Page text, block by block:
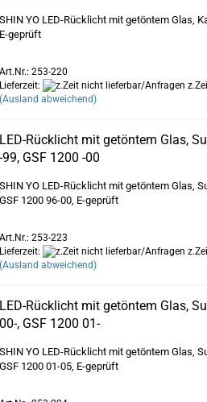
SHIN YO LED-Rücklicht mit getöntem Glas,
E-geprüft
Art.Nr.: 253-220
Lieferzeit:
(Ausland abweichend)
LED-Rücklicht mit getöntem Glas,
-99, GSF 1200 -00
SHIN YO LED-Rücklicht mit getöntem Glas,
GSF 1200 96-00, E-geprüft
Art.Nr.: 253-223
Lieferzeit:
(Ausland abweichend)
LED-Rücklicht mit getöntem Glas,
00-, GSF 1200 01-
SHIN YO LED-Rücklicht mit getöntem Glas,
GSF 1200 01-05, E-geprüft